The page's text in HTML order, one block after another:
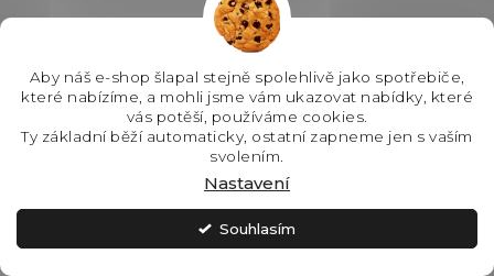
Aby náš e-shop šlapal stejně spolehlivě jako spotřebiče,
které nabízíme, a mohli jsme vám ukazovat nabídky, které
vás potěší, používáme cookies.
Ty základní běží automaticky, ostatní zapneme jen s vaším
svolením.
Nastavení
Souhlasím
AEG FEE53610ZM vestavná
myčka nádobí
SatelliteClean
Průměrné
hodnocení
5,0
16 990 Kč